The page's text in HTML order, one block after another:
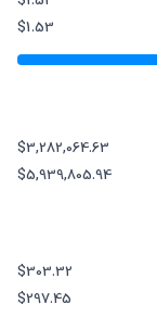
$1.53
$3,282,064.63
$5,939,805.94
$303.32
$297.45